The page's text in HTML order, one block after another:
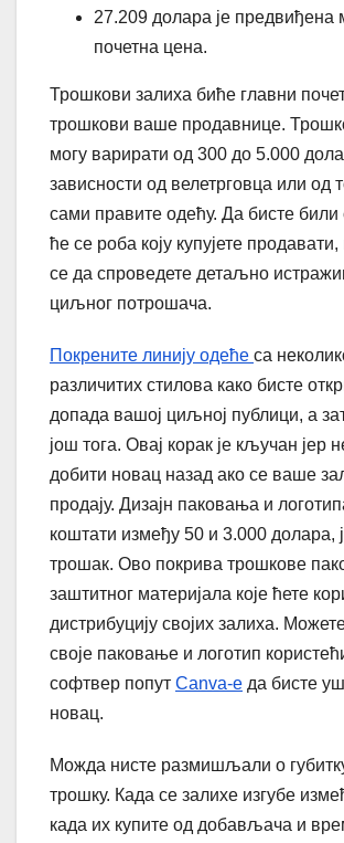
27.209 долара је предвиђена
почетна цена.
Трошкови залиха биће главни
трошкови ваше продавнице.
могу варирати од 300 до 5.000
зависности од велетрговца или од
сами правите одећу. Да бисте били
ће се роба коју купујете
се да спроведете детаљно
циљног потрошача.
Покрените линију одеће са
различитих стилова како бисте
допада вашој циљној публици, а
још тога. Овај корак је кључан јер
добити новац назад ако се ваше
продају. Дизајн паковања и
коштати између 50 и 3.000 долара,
трошак. Ово покрива трошкове
заштитног материјала које ћете
дистрибуцију својих залиха.
своје паковање и логотип
софтвер попут Canva-е да бисте
новац.
Можда нисте размишљали о
трошку. Када се залихе изгубе
када их купите од добављача и